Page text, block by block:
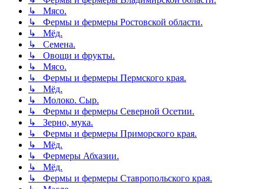
↳ Мясо.
↳ Фермы и фермеры Ростовской области.
↳ Мёд.
↳ Семена.
↳ Овощи и фрукты.
↳ Мясо.
↳ Фермы и фермеры Пермского края.
↳ Мёд.
↳ Молоко. Сыр.
↳ Фермы и фермеры Северной Осетии.
↳ Зерно, мука.
↳ Фермы и фермеры Приморского края.
↳ Мёд.
↳ Фермеры Абхазии.
↳ Мёд.
↳ Фермы и фермеры Ставропольского края.